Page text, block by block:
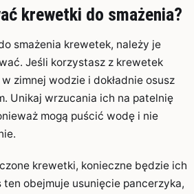
krewetki do smażenia?
smażenia krewetek, należy je
Jeśli korzystasz z krewetek
zimnej wodzie i dokładnie osusz
Unikaj wrzucania ich na patelnię
mogą puścić wodę i nie
krewetki, konieczne będzie ich
obejmuje usunięcie pancerzyka,